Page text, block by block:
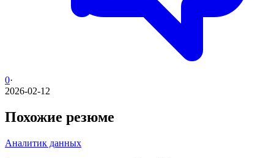
0·
2026-02-12
Похожие резюме
Аналитик данных